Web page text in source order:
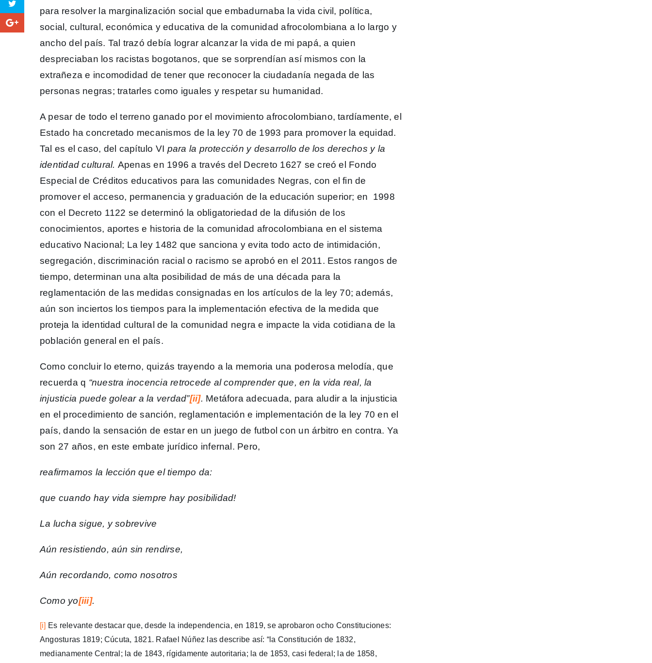
para resolver la marginalización social que embadurnaba la vida civil, política,
social, cultural, económica y educativa de la comunidad afrocolombiana a lo largo y
ancho del país. Tal trazó debía lograr alcanzar la vida de mi papá, a quien
despreciaban los racistas bogotanos, que se sorprendían así mismos con la
extrañeza e incomodidad de tener que reconocer la ciudadanía negada de las
personas negras; tratarles como iguales y respetar su humanidad.
A pesar de todo el terreno ganado por el movimiento afrocolombiano, tardíamente, el
Estado ha concretado mecanismos de la ley 70 de 1993 para promover la equidad.
Tal es el caso, del capítulo VI para la protección y desarrollo de los derechos y la
identidad cultural. Apenas en 1996 a través del Decreto 1627 se creó el Fondo
Especial de Créditos educativos para las comunidades Negras, con el fin de
promover el acceso, permanencia y graduación de la educación superior; en 1998
con el Decreto 1122 se determinó la obligatoriedad de la difusión de los
conocimientos, aportes e historia de la comunidad afrocolombiana en el sistema
educativo Nacional; La ley 1482 que sanciona y evita todo acto de intimidación,
segregación, discriminación racial o racismo se aprobó en el 2011. Estos rangos de
tiempo, determinan una alta posibilidad de más de una década para la
reglamentación de las medidas consignadas en los artículos de la ley 70; además,
aún son inciertos los tiempos para la implementación efectiva de la medida que
proteja la identidad cultural de la comunidad negra e impacte la vida cotidiana de la
población general en el país.
Como concluir lo eterno, quizás trayendo a la memoria una poderosa melodía, que
recuerda q “nuestra inocencia retrocede al comprender que, en la vida real, la
injusticia puede golear a la verdad”[ii]. Metáfora adecuada, para aludir a la injusticia
en el procedimiento de sanción, reglamentación e implementación de la ley 70 en el
país, dando la sensación de estar en un juego de futbol con un árbitro en contra. Ya
son 27 años, en este embate jurídico infernal. Pero,
reafirmamos la lección que el tiempo da:
que cuando hay vida siempre hay posibilidad!
La lucha sigue, y sobrevive
Aún resistiendo, aún sin rendirse,
Aún recordando, como nosotros
Como yo[iii].
[i] Es relevante destacar que, desde la independencia, en 1819, se aprobaron ocho Constituciones:
Angosturas 1819; Cúcuta, 1821. Rafael Núñez las describe así: “la Constitución de 1832,
medianamente Central; la de 1843, rígidamente autoritaria; la de 1853, casi federal; la de 1858,